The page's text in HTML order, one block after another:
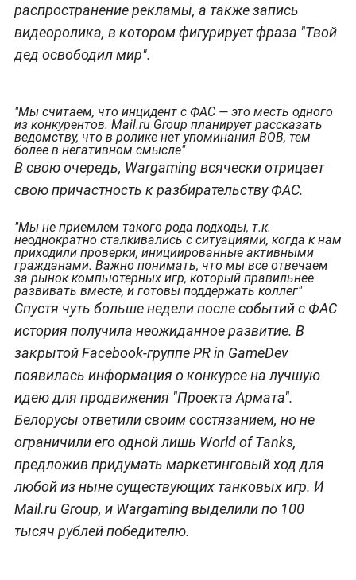
распространение рекламы, а также запись
видеоролика, в котором фигурирует фраза "Твой
дед освободил мир".
"Мы считаем, что инцидент с ФАС — это месть одного
из конкурентов. Mail.ru Group планирует рассказать
ведомству, что в ролике нет упоминания ВОВ, тем
более в негативном смысле"
В свою очередь, Wargaming всячески отрицает
свою причастность к разбирательству ФАС.
"Мы не приемлем такого рода подходы, т.к.
неоднократно сталкивались с ситуациями, когда к нам
приходили проверки, инициированные активными
гражданами. Важно понимать, что мы все отвечаем
за рынок компьютерных игр, который правильнее
развивать вместе, и готовы поддержать коллег"
Спустя чуть больше недели после событий с ФАС
история получила неожиданное развитие. В
закрытой Facebook-группе PR in GameDev
появилась информация о конкурсе на лучшую
идею для продвижения "Проекта Армата".
Белорусы ответили своим состязанием, но не
ограничили его одной лишь World of Tanks,
предложив придумать маркетинговый ход для
любой из ныне существующих танковых игр. И
Mail.ru Group, и Wargaming выделили по 100
тысяч рублей победителю.